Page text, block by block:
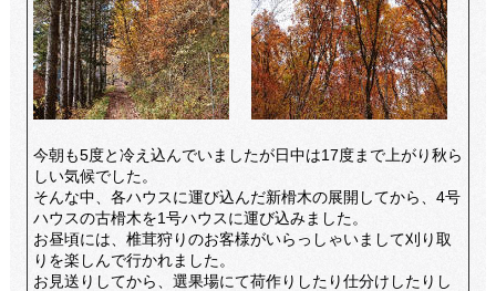
今朝も5度と冷え込んでいましたが日中は17度まで上がり秋ら
しい気候でした。
そんな中、各ハウスに運び込んだ新榾木の展開してから、4号
ハウスの古榾木を1号ハウスに運び込みました。
お昼頃には、椎茸狩りのお客様がいらっしゃいまして刈り取
りを楽しんで行かれました。
お見送りしてから、選果場にて荷作りしたり仕分けしたりし